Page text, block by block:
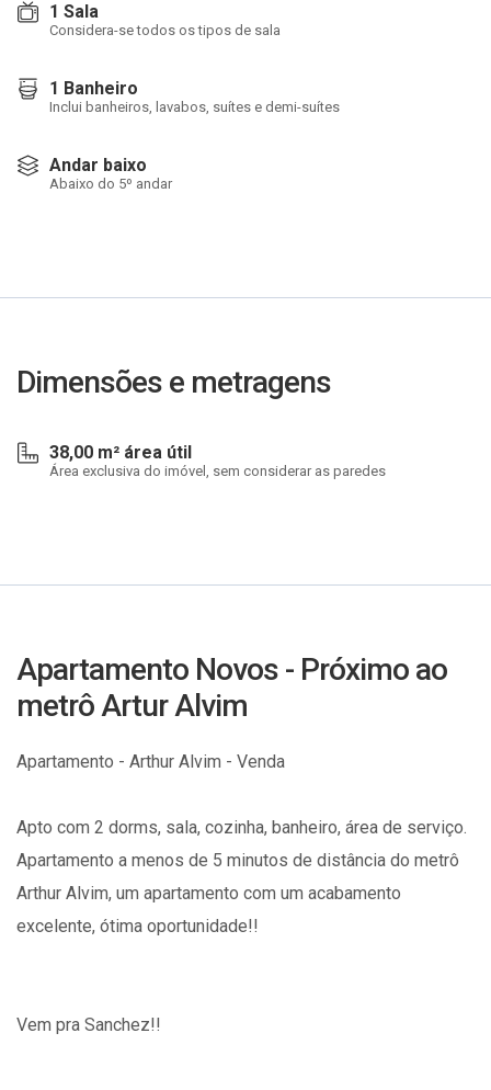
1 Sala
Considera-se todos os tipos de sala
1 Banheiro
Inclui banheiros, lavabos, suítes e demi-suítes
Andar baixo
Abaixo do 5º andar
Dimensões e metragens
38,00 m² área útil
Área exclusiva do imóvel, sem considerar as paredes
Apartamento Novos - Próximo ao
metrô Artur Alvim
Apartamento - Arthur Alvim - Venda
Apto com 2 dorms, sala, cozinha, banheiro, área de serviço.
Apartamento a menos de 5 minutos de distância do metrô
Arthur Alvim, um apartamento com um acabamento
excelente, ótima oportunidade!!
Vem pra Sanchez!!